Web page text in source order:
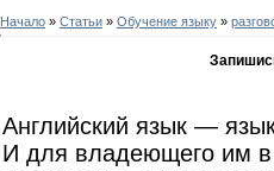
Начало » Статьи » Обучение языку »
Английский язык —
И для владеющего им в